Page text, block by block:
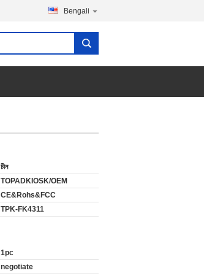
Bengali
চীন
TOPADKIOSK/OEM
CE&Rohs&FCC
TPK-FK4311
1pc
negotiate